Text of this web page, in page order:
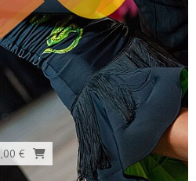
€